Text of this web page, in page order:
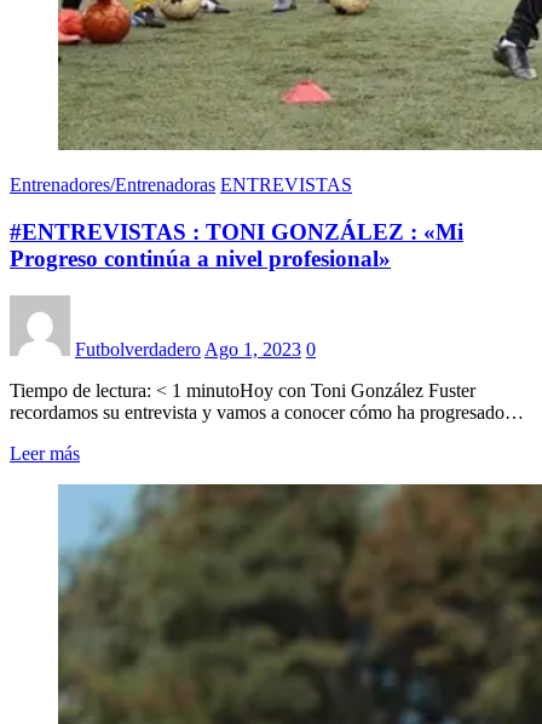
Entrenadores/Entrenadoras ENTREVISTAS
#ENTREVISTAS : TONI GONZÁLEZ : «Mi
Progreso continúa a nivel profesional»
Futbolverdadero Ago 1, 2023 0
Tiempo de lectura: < 1 minutoHoy con Toni González Fuster
recordamos su entrevista y vamos a conocer cómo ha progresado…
Leer más